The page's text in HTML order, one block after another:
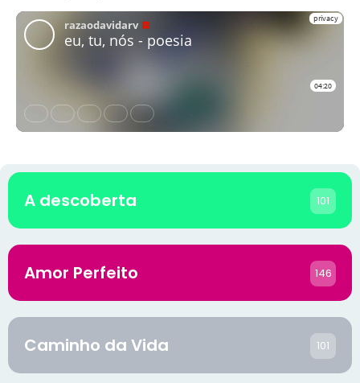
A descoberta 101
Amor Perfeito 146
Caminho da Vida 101